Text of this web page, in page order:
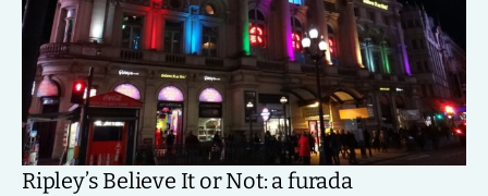
Ripley’s Believe It or Not: a furada